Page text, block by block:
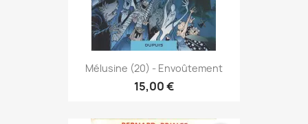
Mélusine (20) - Envoûtement
15,00 €